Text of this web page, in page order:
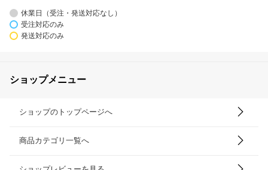
休業日（受注・発送対応なし）
受注対応のみ
発送対応のみ
ショップメニュー
ショップのトップページへ
商品カテゴリ一覧へ